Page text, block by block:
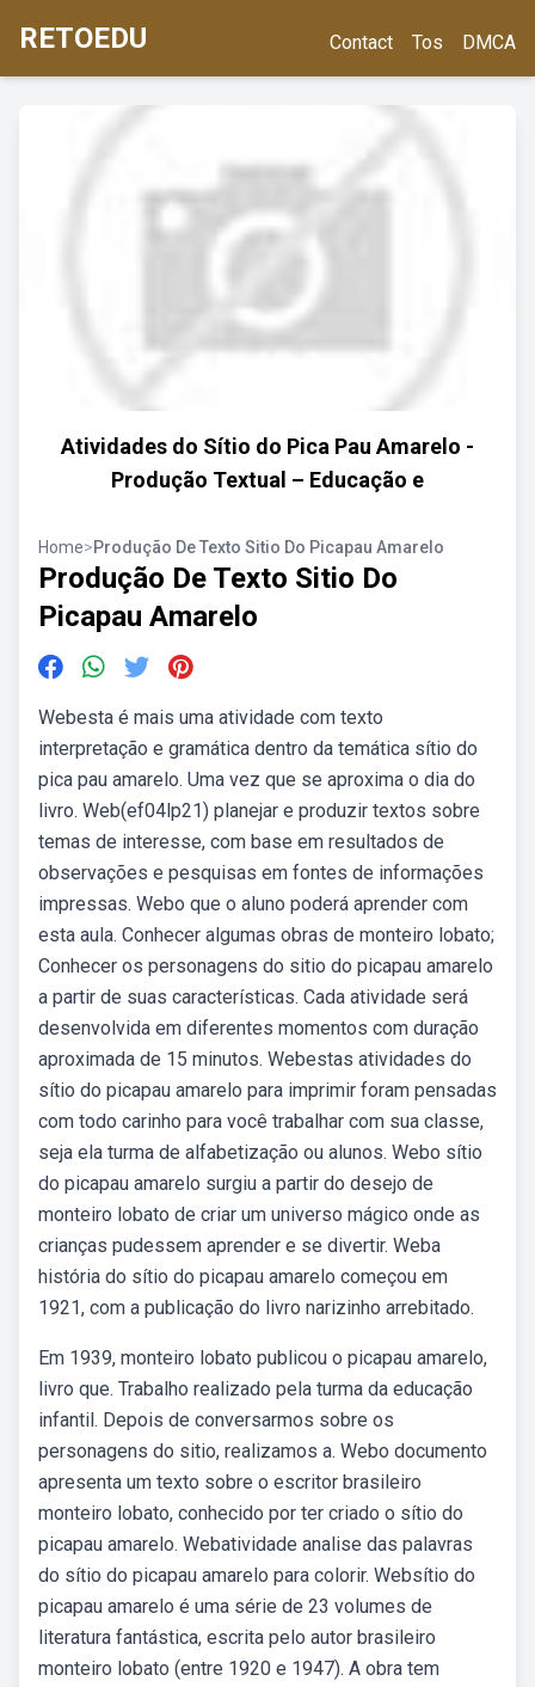
RETOEDU Contact Tos DMCA
Atividades do Sítio do Pica Pau Amarelo -
Produção Textual – Educação e
Home>Produção De Texto Sitio Do Picapau Amarelo
Produção De Texto Sitio Do
Picapau Amarelo
Webesta é mais uma atividade com texto
interpretação e gramática dentro da temática sítio do
pica pau amarelo. Uma vez que se aproxima o dia do
livro. Web(ef04lp21) planejar e produzir textos sobre
temas de interesse, com base em resultados de
observações e pesquisas em fontes de informações
impressas. Webo que o aluno poderá aprender com
esta aula. Conhecer algumas obras de monteiro lobato;
Conhecer os personagens do sitio do picapau amarelo
a partir de suas características. Cada atividade será
desenvolvida em diferentes momentos com duração
aproximada de 15 minutos. Webestas atividades do
sítio do picapau amarelo para imprimir foram pensadas
com todo carinho para você trabalhar com sua classe,
seja ela turma de alfabetização ou alunos. Webo sítio
do picapau amarelo surgiu a partir do desejo de
monteiro lobato de criar um universo mágico onde as
crianças pudessem aprender e se divertir. Weba
história do sítio do picapau amarelo começou em
1921, com a publicação do livro narizinho arrebitado.
Em 1939, monteiro lobato publicou o picapau amarelo,
livro que. Trabalho realizado pela turma da educação
infantil. Depois de conversarmos sobre os
personagens do sitio, realizamos a. Webo documento
apresenta um texto sobre o escritor brasileiro
monteiro lobato, conhecido por ter criado o sítio do
picapau amarelo. Webatividade analise das palavras
do sítio do picapau amarelo para colorir. Websítio do
picapau amarelo é uma série de 23 volumes de
literatura fantástica, escrita pelo autor brasileiro
monteiro lobato (entre 1920 e 1947). A obra tem